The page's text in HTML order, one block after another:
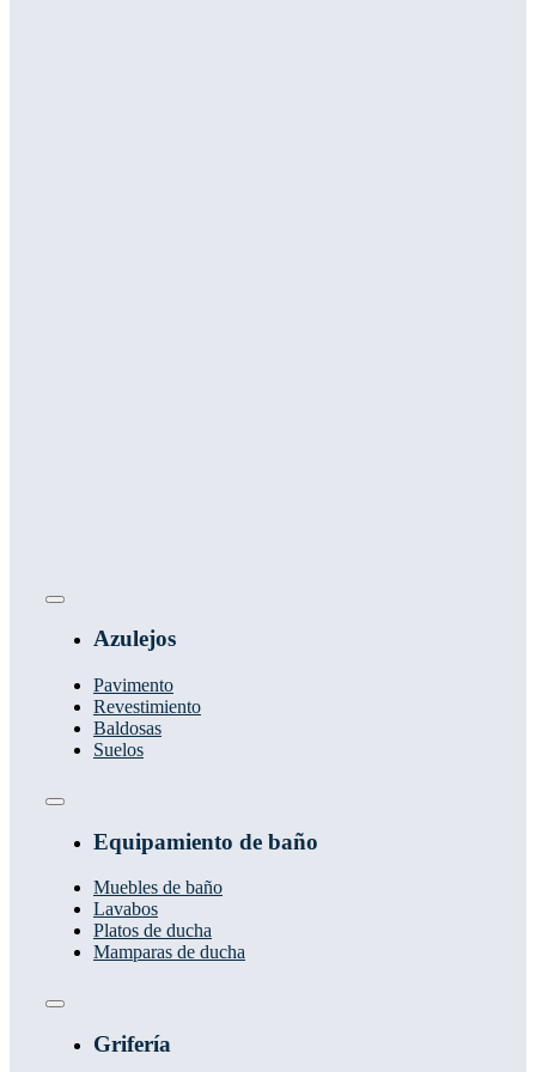
Toggle
Azulejos
Pavimento
Revestimiento
Baldosas
Suelos
Toggle
Equipamiento de baño
Muebles de baño
Lavabos
Platos de ducha
Mamparas de ducha
Toggle
Navigation
Grifería